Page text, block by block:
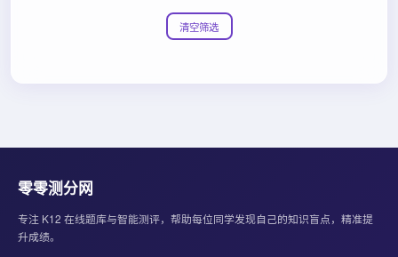
清空筛选
零零测分网
专注 K12 在线题库与智能测评，帮助每位同学发现自己的知识盲点，精准提
升成绩。